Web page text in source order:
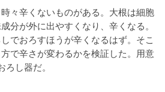
々辛くないものがある。大根は細胞
分が外に出やすくなり、辛くなる。
でおろすほうが辛くなるはず。そこ
で辛さが変わるかを検証した。用意
ろし器だ。